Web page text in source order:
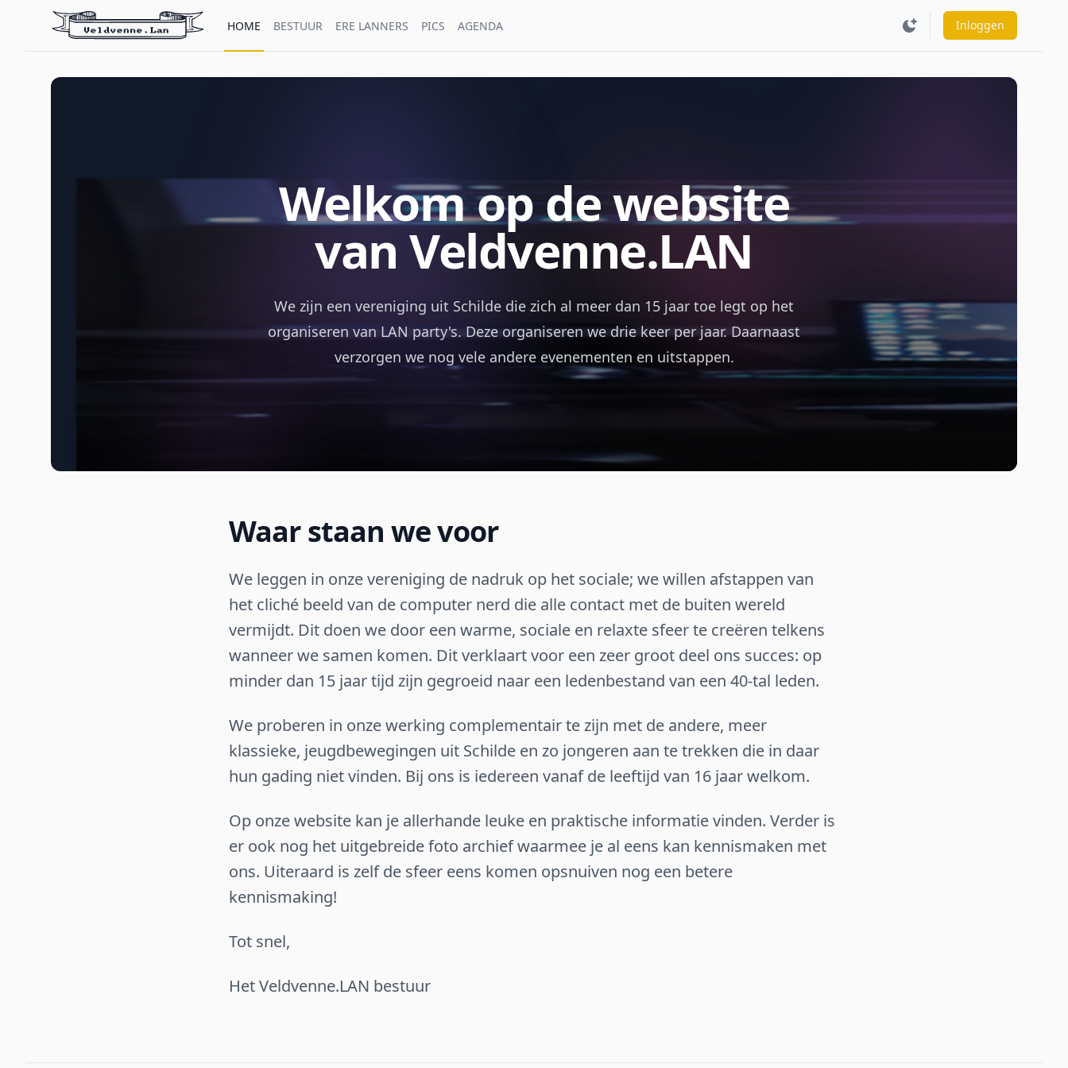
HOME BESTUUR ERE LANNERS PICS AGENDA Activeer donker thema
Inloggen
Inloggen
Welkom op de website
van Veldvenne.LAN
We zijn een vereniging uit Schilde die zich al meer dan 15 jaar toe legt op het
organiseren van LAN party's. Deze organiseren we drie keer per jaar. Daarnaast
verzorgen we nog vele andere evenementen en uitstappen.
Waar staan we voor
We leggen in onze vereniging de nadruk op het sociale; we willen afstappen van
het cliché beeld van de computer nerd die alle contact met de buiten wereld
vermijdt. Dit doen we door een warme, sociale en relaxte sfeer te creëren telkens
wanneer we samen komen. Dit verklaart voor een zeer groot deel ons succes: op
minder dan 15 jaar tijd zijn gegroeid naar een ledenbestand van een 40-tal leden.
We proberen in onze werking complementair te zijn met de andere, meer
klassieke, jeugdbewegingen uit Schilde en zo jongeren aan te trekken die in daar
hun gading niet vinden. Bij ons is iedereen vanaf de leeftijd van 16 jaar welkom.
Op onze website kan je allerhande leuke en praktische informatie vinden. Verder is
er ook nog het uitgebreide foto archief waarmee je al eens kan kennismaken met
ons. Uiteraard is zelf de sfeer eens komen opsnuiven nog een betere
kennismaking!
Tot snel,
Het Veldvenne.LAN bestuur